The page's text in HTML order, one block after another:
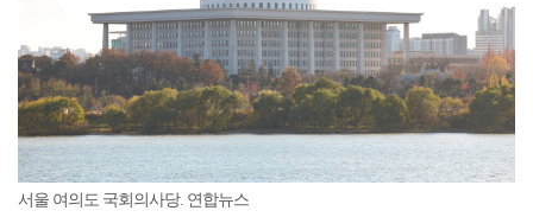
서울 여의도 국회의사당. 연합뉴스